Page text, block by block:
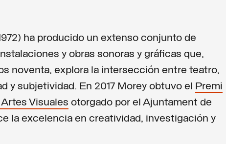
ha producido un extenso conjunto de
y obras sonoras y gráficas que,
noventa, explora la intersección entre teatro,
y subjetividad. En 2017 Morey obtuvo el Premi
Visuales otorgado por el Ajuntament de
la excelencia en creatividad, investigación y